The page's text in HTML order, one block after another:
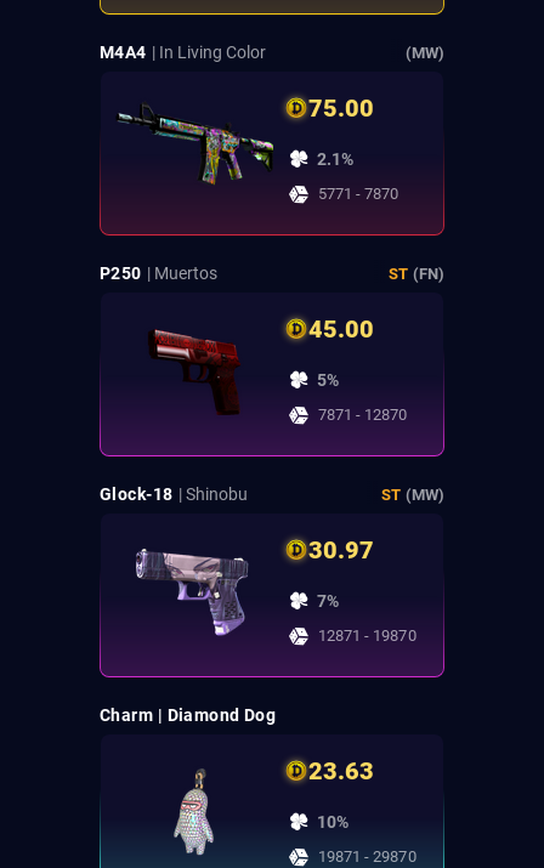
M4A4 | In Living Color (MW)
75.00
2.1%
5771 - 7870
P250 | Muertos ST (FN)
45.00
5%
7871 - 12870
Glock-18 | Shinobu ST (MW)
30.97
7%
12871 - 19870
Charm | Diamond Dog
23.63
10%
19871 - 29870